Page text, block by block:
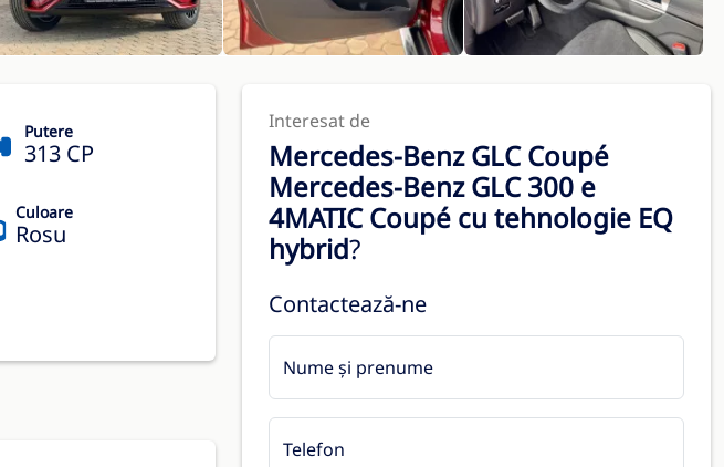
Putere
313 CP
Culoare
Rosu
Interesat de
Mercedes-Benz GLC Coupé
Mercedes-Benz GLC 300 e
4MATIC Coupé cu tehnologie EQ
hybrid?
Contactează-ne
Nume și prenume
Telefon